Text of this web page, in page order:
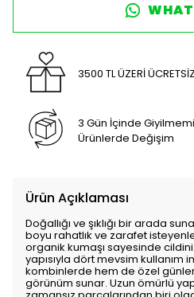
3500 TL ÜZERİ
3 Gün İçinde
Ürünlerde Değişim
Ürün Açıklaması
Doğallığı ve şıklığı bir arada
boyu rahatlık ve zarafet
organik kumaşı sayesinde
yapısıyla dört mevsim kullanım
kombinlerde hem de özel
görünüm sunar. Uzun ömürlü